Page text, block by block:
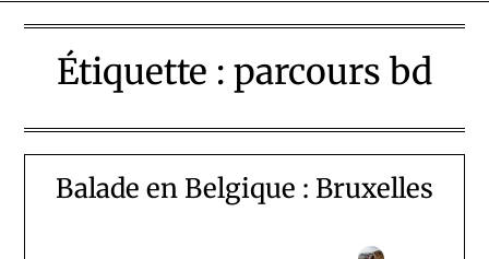
Étiquette : parcours bd
Balade en Belgique : Bruxelles